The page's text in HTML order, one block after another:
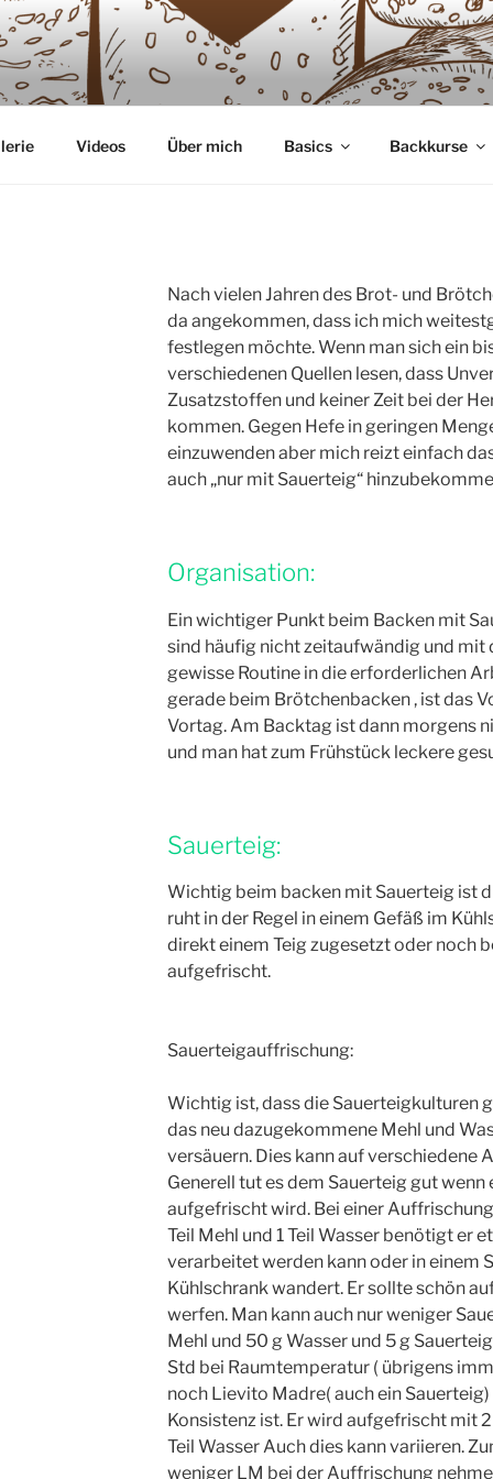
Videos Über mich Basics Backkurse
Nach vielen Jahren des Brot- und
da angekommen, dass ich mich
festlegen möchte. Wenn man sich ein
verschiedenen Quellen lesen, dass
Zusatzstoffen und keiner Zeit bei der
kommen. Gegen Hefe in geringen
einzuwenden aber mich reizt einfach
auch „nur mit Sauerteig“
Organisation:
Ein wichtiger Punkt beim Backen mit
sind häufig nicht zeitaufwändig und mit
gewisse Routine in die erforderlichen
gerade beim Brötchenbacken , ist das
Vortag. Am Backtag ist dann morgens
und man hat zum Frühstück leckere
Sauerteig:
Wichtig beim backen mit Sauerteig ist
ruht in der Regel in einem Gefäß im
direkt einem Teig zugesetzt oder noch
aufgefrischt.
Sauerteigauffrischung:
Wichtig ist, dass die Sauerteigkulturen
das neu dazugekommene Mehl und
versäuern. Dies kann auf verschiedene
Generell tut es dem Sauerteig gut wenn
aufgefrischt wird. Bei einer Auffrischung
Teil Mehl und 1 Teil Wasser benötigt er
verarbeitet werden kann oder in einem
Kühlschrank wandert. Er sollte schön
werfen. Man kann auch nur weniger
Mehl und 50 g Wasser und 5 g
Std bei Raumtemperatur ( übrigens
noch Lievito Madre( auch ein
Konsistenz ist. Er wird aufgefrischt mit 2
Teil Wasser Auch dies kann variieren.
weniger LM bei der Auffrischung